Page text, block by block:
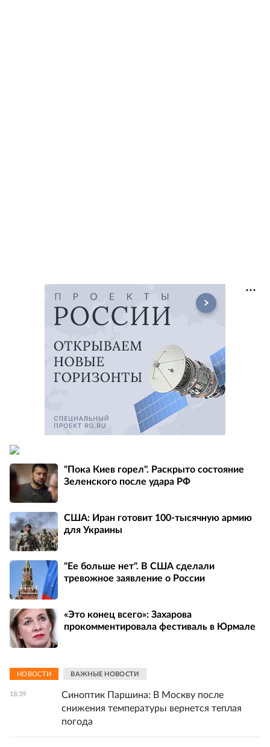
"Пока Киев горел". Раскрыто состояние
Зеленского после удара РФ
США: Иран готовит 100-тысячную армию
для Украины
"Ее больше нет". В США сделали
тревожное заявление о России
«Это конец всего»: Захарова
прокомментировала фестиваль в Юрмале
НОВОСТИ ВАЖНЫЕ НОВОСТИ
18:39
Синоптик Паршина: В Москву после
снижения температуры вернется теплая
погода